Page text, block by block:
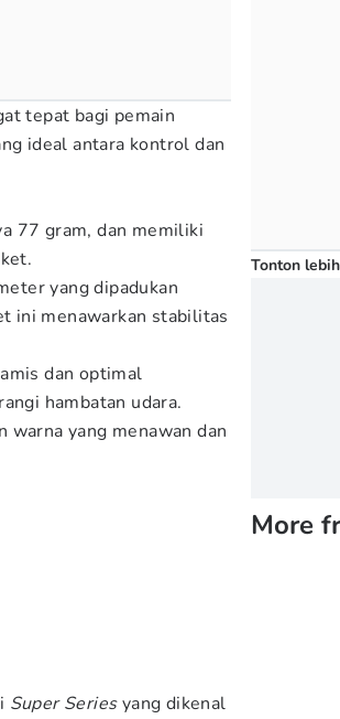
tepat bagi pemain
ideal antara kontrol dan
77 gram, dan memiliki
yang dipadukan
ini menawarkan stabilitas
dan optimal
hambatan udara.
yang menawan dan
Super Seriesyang dikenal
Tonton
More